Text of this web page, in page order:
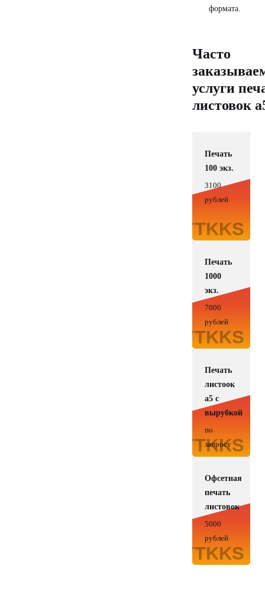
формата.
Часто
услуги
листовок
Печать
100 экз.
3100
рублей
Печать
1000
экз.
7000
рублей
Печать
листоок
а5 с
вырубкой
по
запросу
Офсетная
печать
листовок
5000
рублей